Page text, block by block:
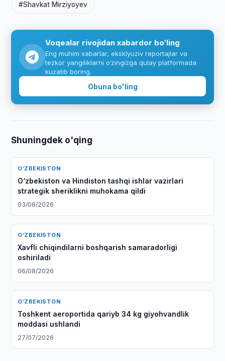
#Shavkat Mirziyoyev
Voqealar rivojidan xabardor bo‘ling
Eng muhim xabarlar, eksklyuziv reportajlar va
tezkor yangiliklarni o‘zingizga qulay platformada
kuzatib boring.
Obuna bo'ling
Shuningdek o'qing
O‘ZBEKISTON
O‘zbekiston va Hindiston tashqi ishlar vazirlari
strategik sheriklikni muhokama qildi
03/08/2026
O‘ZBEKISTON
Xavfli chiqindilarni boshqarish samaradorligi
oshiriladi
06/08/2026
O‘ZBEKISTON
Toshkent aeroportida qariyb 34 kg giyohvandlik
moddasi ushlandi
27/07/2026